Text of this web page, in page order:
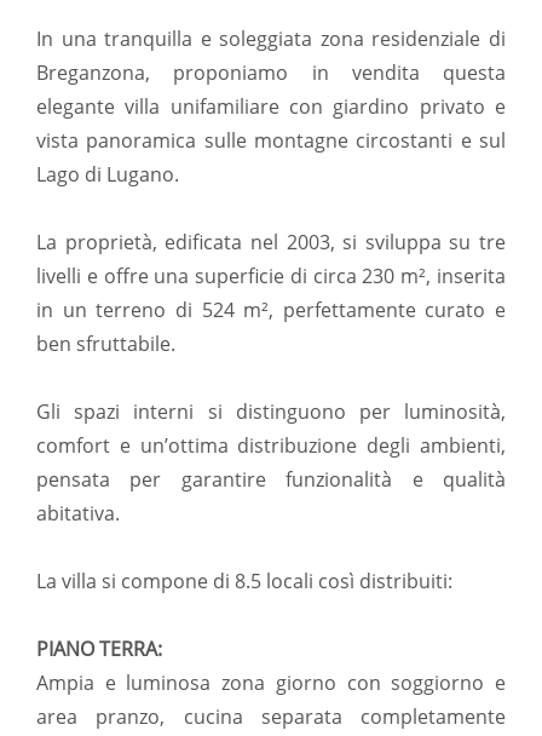
In una tranquilla e soleggiata zona residenziale di
Breganzona, proponiamo in vendita questa
elegante villa unifamiliare con giardino privato e
vista panoramica sulle montagne circostanti e sul
Lago di Lugano.
La proprietà, edificata nel 2003, si sviluppa su tre
livelli e offre una superficie di circa 230 m², inserita
in un terreno di 524 m², perfettamente curato e
ben sfruttabile.
Gli spazi interni si distinguono per luminosità,
comfort e un’ottima distribuzione degli ambienti,
pensata per garantire funzionalità e qualità
abitativa.
La villa si compone di 8.5 locali così distribuiti:
PIANO TERRA:
Ampia e luminosa zona giorno con soggiorno e
area pranzo, cucina separata completamente